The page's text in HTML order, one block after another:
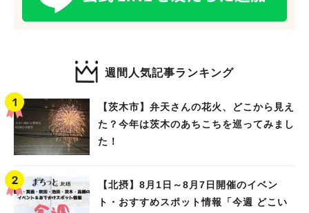
週間人気記事ランキング
【茨木市】弁天さんの花火、どこから見え
た？今年は茨木のあちこちを巡ってみまし
た！
【北摂】8月1日～8月7日開催のイベン
ト・おすすめスポット情報「今週 どこい